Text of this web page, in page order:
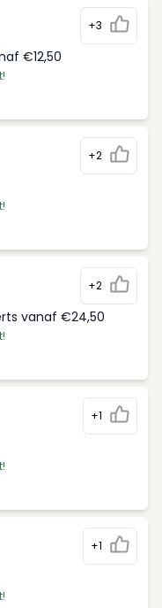
+3
€12,50
+2
+2
vanaf €24,50
+1
+1